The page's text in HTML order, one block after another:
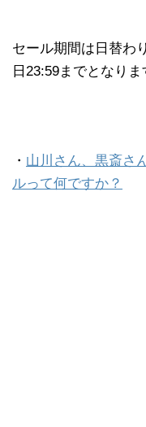
セール期間は日替わ
日23:59までとなりま
・ 山川さん、黒斎さ
ルって何ですか？